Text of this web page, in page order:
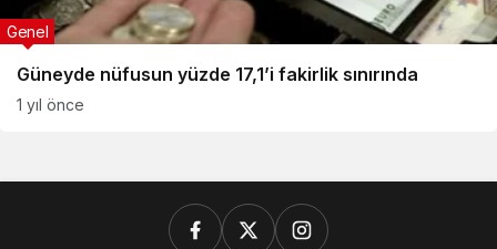
Güneyde nüfusun yüzde 17,1’i fakirlik sınırında
Genel
1 yıl önce